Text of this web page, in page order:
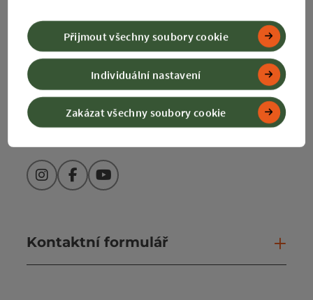
+43 50 360 360 360
info@360alpenland.com
InstagramFacebookYouTube
Kontaktní formulář
Zakázat všechny soubory cookie
Individuální nastavení
Přijmout všechny soubory cookie